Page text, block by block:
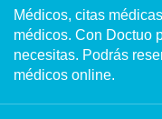
Médicos, citas
médicos. Con Doctuo
necesitas. Podrás
médicos online.